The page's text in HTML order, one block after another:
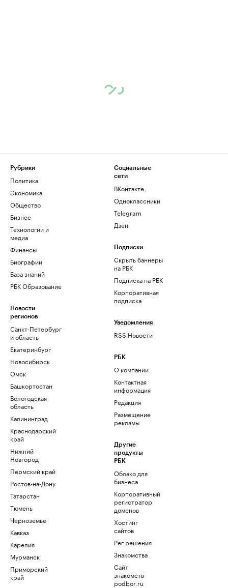
Рубрики
Политика
Экономика
Общество
Бизнес
Технологии и
медиа
Финансы
Биографии
База знаний
РБК Образование
Новости
регионов
Санкт-Петербург
и область
Екатеринбург
Новосибирск
Омск
Башкортостан
Вологодская
область
Калининград
Краснодарский
край
Нижний
Новгород
Пермский край
Ростов-на-Дону
Татарстан
Тюмень
Черноземье
Кавказ
Карелия
Мурманск
Приморский
край
Социальные
сети
ВКонтакте
Одноклассники
Telegram
Дзен
Подписки
Скрыть баннеры
на РБК
Подписка на РБК
Корпоративная
подписка
Уведомления
RSS Новости
РБК
О компании
Контактная
информация
Редакция
Размещение
рекламы
Другие
продукты
РБК
Облако для
бизнеса
Корпоративный
регистратор
доменов
Хостинг
сайтов
Рег.решения
Знакомства
Сайт
знакомств
podbor.ru